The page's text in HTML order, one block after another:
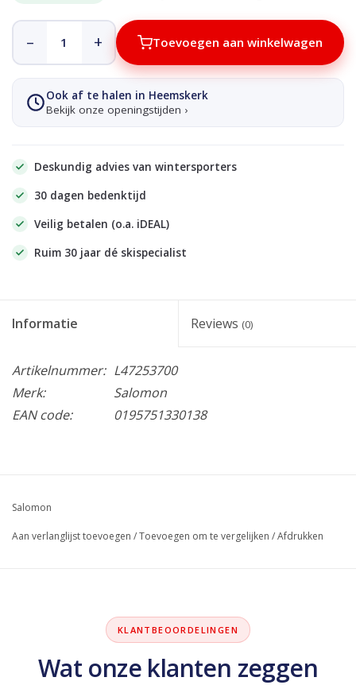
– + Toevoegen aan winkelwagen
Ook af te halen in Heemskerk
Bekijk onze openingstijden ›
Deskundig advies van wintersporters
30 dagen bedenktijd
Veilig betalen (o.a. iDEAL)
Ruim 30 jaar dé skispecialist
Informatie Reviews (0)
Artikelnummer: L47253700
Merk:
Salomon
EAN code:
0195751330138
Salomon
Aan verlanglijst toevoegen /Toevoegen om te vergelijken /Afdrukken
KLANTBEOORDELINGEN
Wat onze klanten zeggen